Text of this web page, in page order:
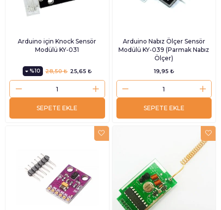
Arduino için Knock Sensör
Modülü KY-031
%10 25,65 ₺
28,50 ₺
SEPETE EKLE
Arduino Nabız Ölçer Sensör
Modülü KY-039 (Parmak Nabız
Ölçer)
19,95 ₺
SEPETE EKLE